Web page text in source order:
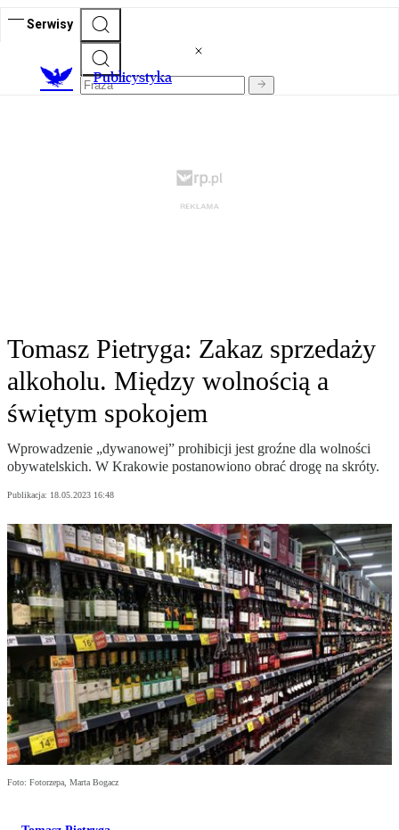
Serwisy
Publicystyka
Tomasz Pietryga: Zakaz sprzedaży
alkoholu. Między wolnością a
świętym spokojem
Wprowadzenie „dywanowej” prohibicji jest groźne dla wolności
obywatelskich. W Krakowie postanowiono obrać drogę na skróty.
Publikacja: 18.05.2023 16:48
Foto: Fotorzepa, Marta Bogacz